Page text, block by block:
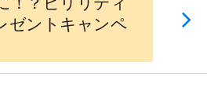
ゼントキャンペ